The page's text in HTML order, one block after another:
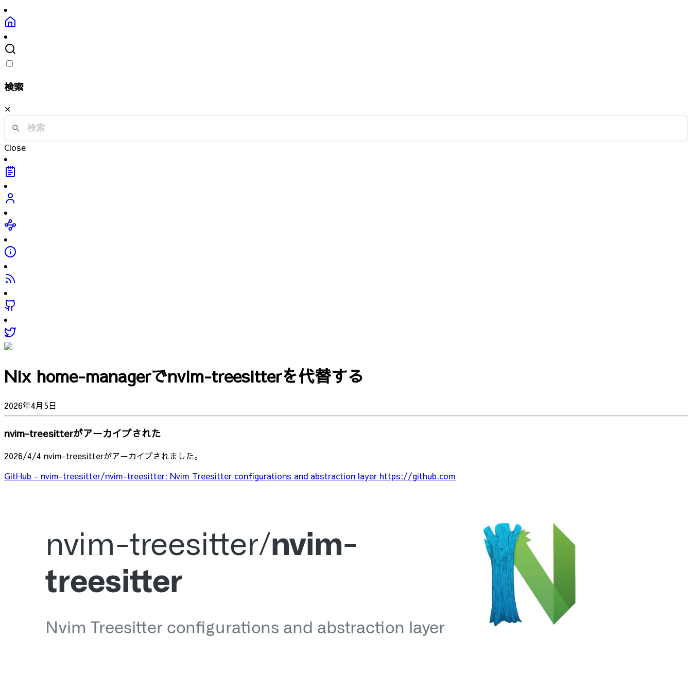
検索
✕
Close
Nix home-managerでnvim-treesitterを代替する
2026年4月5日
nvim-treesitterがアーカイブされた
2026/4/4 nvim-treesitterがアーカイブされました。
GitHub - nvim-treesitter/nvim-treesitter: Nvim Treesitter configurations and abstraction layer https://github.com